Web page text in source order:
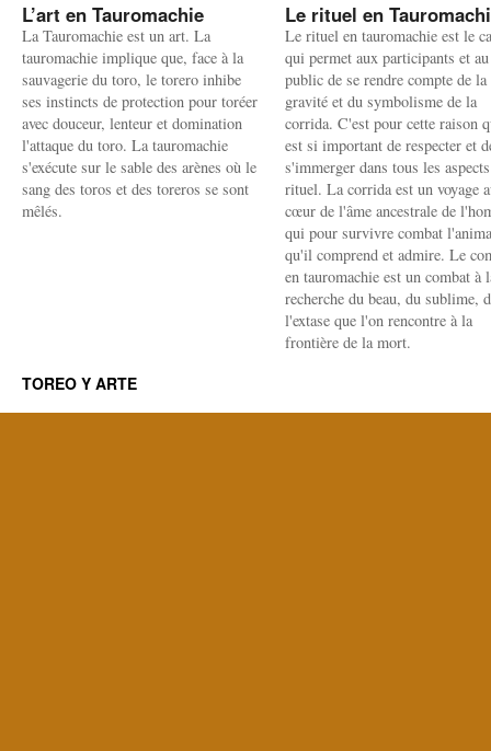
L’art en Tauromachie
La Tauromachie est un art. La
tauromachie implique que, face à la
sauvagerie du toro, le torero inhibe
ses instincts de protection pour toréer
avec douceur, lenteur et domination
l'attaque du toro. La tauromachie
s'exécute sur le sable des arènes où le
sang des toros et des toreros se sont
mêlés.
Le rituel en
Le rituel en tauromachie est le
qui permet aux participants et au
public de se rendre compte de la
gravité et du symbolisme de la
corrida. C'est pour cette raison
est si important de respecter et
s'immerger dans tous les
rituel. La corrida est un voyage
cœur de l'âme ancestrale de
qui pour survivre combat
qu'il comprend et admire. Le
en tauromachie est un combat à
recherche du beau, du sublime,
l'extase que l'on rencontre à la
frontière de la mort.
TOREO Y ARTE